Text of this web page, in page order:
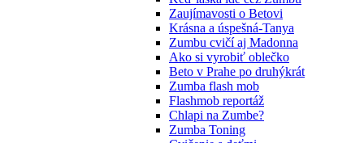
Zaujímavosti o Betovi
Krásna a úspešná-Tanya
Zumbu cvičí aj Madonna
Ako si vyrobiť oblečko
Beto v Prahe po druhýkrát
Zumba flash mob
Flashmob reportáž
Chlapi na Zumbe?
Zumba Toning